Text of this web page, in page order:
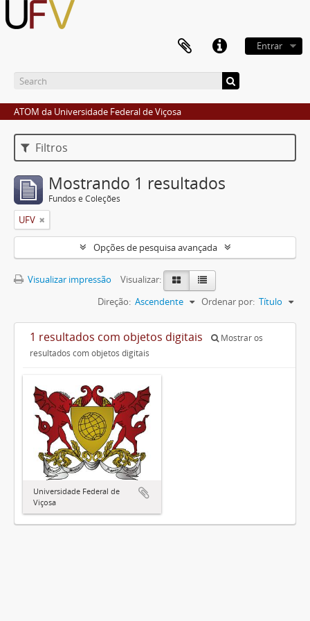
Entrar
ATOM da Universidade Federal de Viçosa
Filtros
Mostrando 1 resultados
Fundos e Coleções
UFV
Opções de pesquisa avançada
Visualizar impressão
Visualizar:
Ordenar por: Título
Direção: Ascendente
1 resultados com objetos digitais
Mostrar os
resultados com objetos digitais
Universidade Federal de
Viçosa